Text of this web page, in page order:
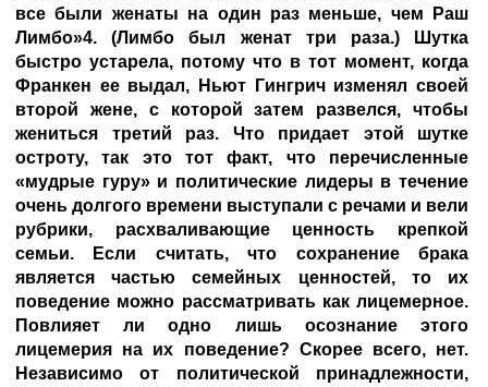
все были женаты на один раз меньше, чем Раш
Лимбо»4. (Лимбо был женат три раза.) Шутка
быстро устарела, потому что в тот момент, когда
Франкен ее выдал, Ньют Гингрич изменял своей
второй жене, с которой затем развелся, чтобы
жениться третий раз. Что придает этой шутке
остроту, так это тот факт, что перечисленные
«мудрые гуру» и политические лидеры в течение
очень долгого времени выступали с речами и вели
рубрики, расхваливающие ценность крепкой
семьи. Если считать, что сохранение брака
является частью семейных ценностей, то их
поведение можно рассматривать как лицемерное.
Повлияет ли одно лишь осознание этого
лицемерия на их поведение? Скорее всего, нет.
Независимо от политической принадлежности,